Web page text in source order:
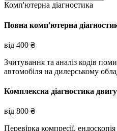
Комп'ютерна діагностика
Повна комп'ютерна
від 400 ₴
Зчитування та аналіз кодів
автомобіля на дилерському
Комплексна діагностика
від 800 ₴
Перевірка компресії,